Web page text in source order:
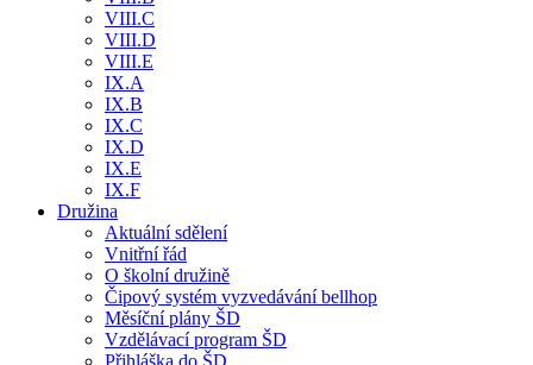
VIII.C
VIII.D
VIII.E
IX.A
IX.B
IX.C
IX.D
IX.E
IX.F
Družina
Aktuální sdělení
Vnitřní řád
O školní družině
Čipový systém vyzvedávání bellhop
Měsíční plány ŠD
Vzdělávací program ŠD
Přihláška do ŠD